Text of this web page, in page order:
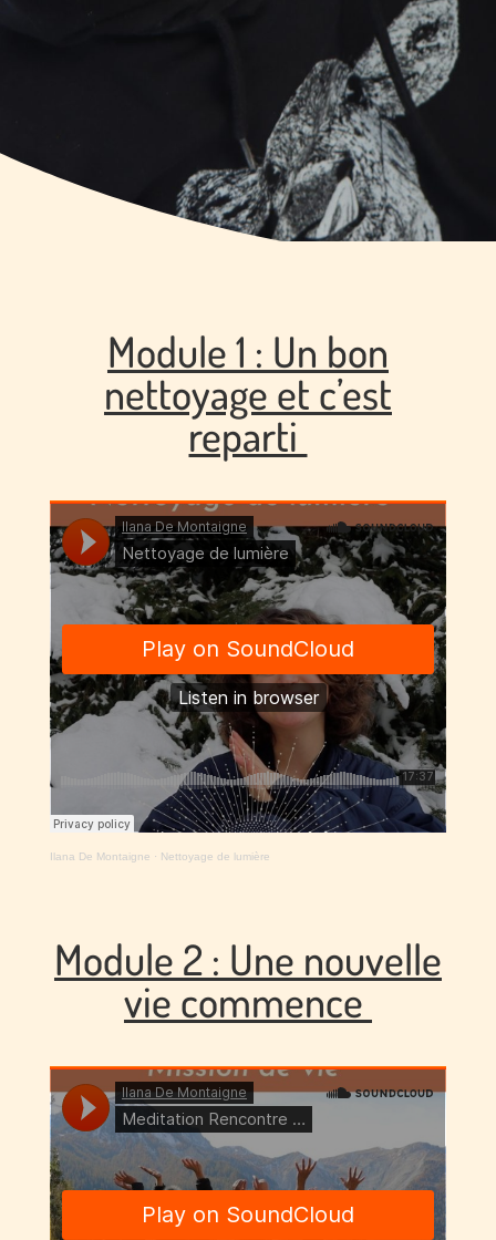
Module 1 : Un bon
nettoyage et c’est
reparti
Ilana De Montaigne · Nettoyage de lumière
Module 2 : Une nouvelle
vie commence